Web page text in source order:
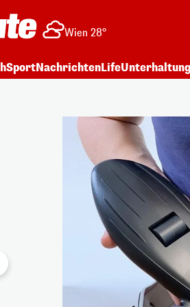
Wien 28°
SportNachrichtenLifeUnterhaltung